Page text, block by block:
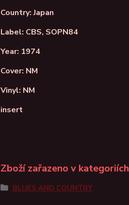
Country: Japan
Label: CBS, SOPN84
Year: 1974
Cover: NM
Vinyl: NM
insert
Zboží zařazeno v kategoriích
BLUES AND COUNTRY